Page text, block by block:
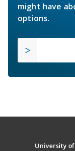
might have
options.
University